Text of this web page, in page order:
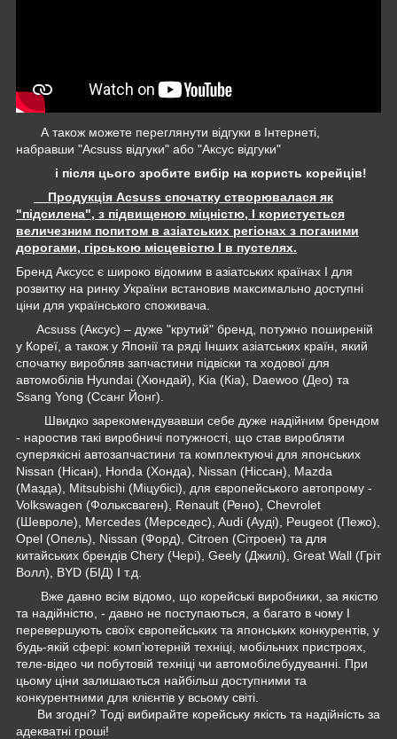
А також можете переглянути відгуки в Інтернеті,
набравши "Acsuss відгуки" або "Аксус відгуки"
і після цього зробите вибір на користь корейців!
Продукція Acsuss спочатку створювалася як
"підсилена", з підвищеною міцністю, І користується
величезним попитом в азіатських регіонах з поганими
дорогами, гірською місцевістю І в пустелях.
Бренд Аксусс є широко відомим в азіатських країнах І для
розвитку на ринку України встановив максимально доступні
ціни для українського споживача.
Acsuss (Аксус) – дуже "крутий" бренд, потужно поширеній
у Кореї, а також у Японії та ряді Інших азіатських країн, який
спочатку виробляв запчастини підвіски та ходової для
автомобілів Hyundai (Хюндай), Kia (Кіа), Daewoo (Део) та
Ssang Yong (Ссанг Йонг).
Швидко зарекомендувавши себе дуже надійним брендом
- наростив такі виробничі потужності, що став виробляти
суперякісні автозапчастини та комплектуючі для японських
Nissan (Нісан), Honda (Хонда), Nissan (Ніссан), Mazda
(Мазда), Mitsubishi (Міцубісі), для європейського автопрому -
Volkswagen (Фольксваген), Renault (Рено), Chevrolet
(Шевроле), Mercedes (Мерседес), Audi (Ауді), Peugeot (Пежо),
Opel (Опель), Nissan (Форд), Citroen (Сітроен) та для
китайських брендів Chery (Чері), Geely (Джилі), Great Wall (Гріт
Волл), BYD (БІД) І т.д.
Вже давно всім відомо, що корейські виробники, за якістю
та надійністю, - давно не поступаються, а багато в чому І
перевершують своїх європейських та японських конкурентів, у
будь-якій сфері: комп'ютерній техніці, мобільних пристроях,
теле-відео чи побутовій техніці чи автомобілебудуванні. При
цьому ціни залишаються найбільш доступними та
конкурентними для клієнтів у всьому світі.
Ви згодні? Тоді вибирайте корейську якість та надійність за
адекватні гроші!